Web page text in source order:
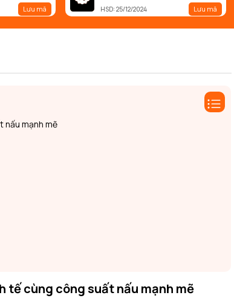
Lưu mã HSD: 25/12/2024 Lưu mã
nấu mạnh mẽ
tế cùng công suất nấu mạnh mẽ